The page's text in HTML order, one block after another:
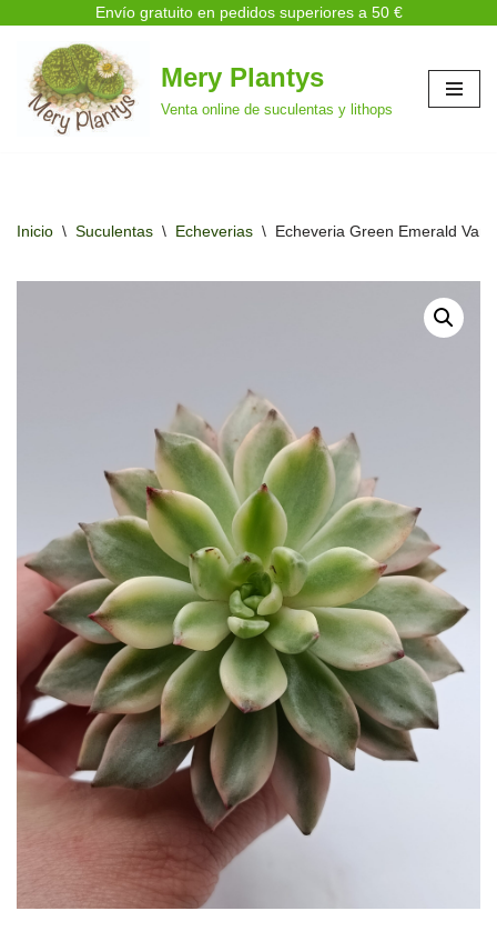
Envío gratuito en pedidos superiores a 50 €
Saltar
al
contenido
Mery Plantys
Venta online de suculentas y lithops
Inicio \ Suculentas \ Echeverias \ Echeveria Green Emerald